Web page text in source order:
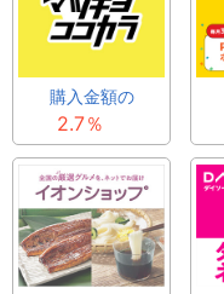
購入金額の
2.7％